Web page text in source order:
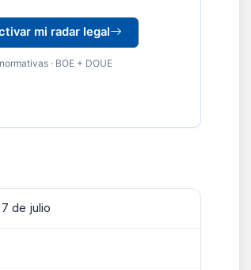
mi radar legal
· BOE + DOUE
de julio